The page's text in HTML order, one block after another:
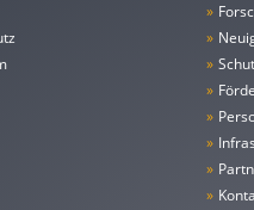
»
»
»
»
»
»
»
»